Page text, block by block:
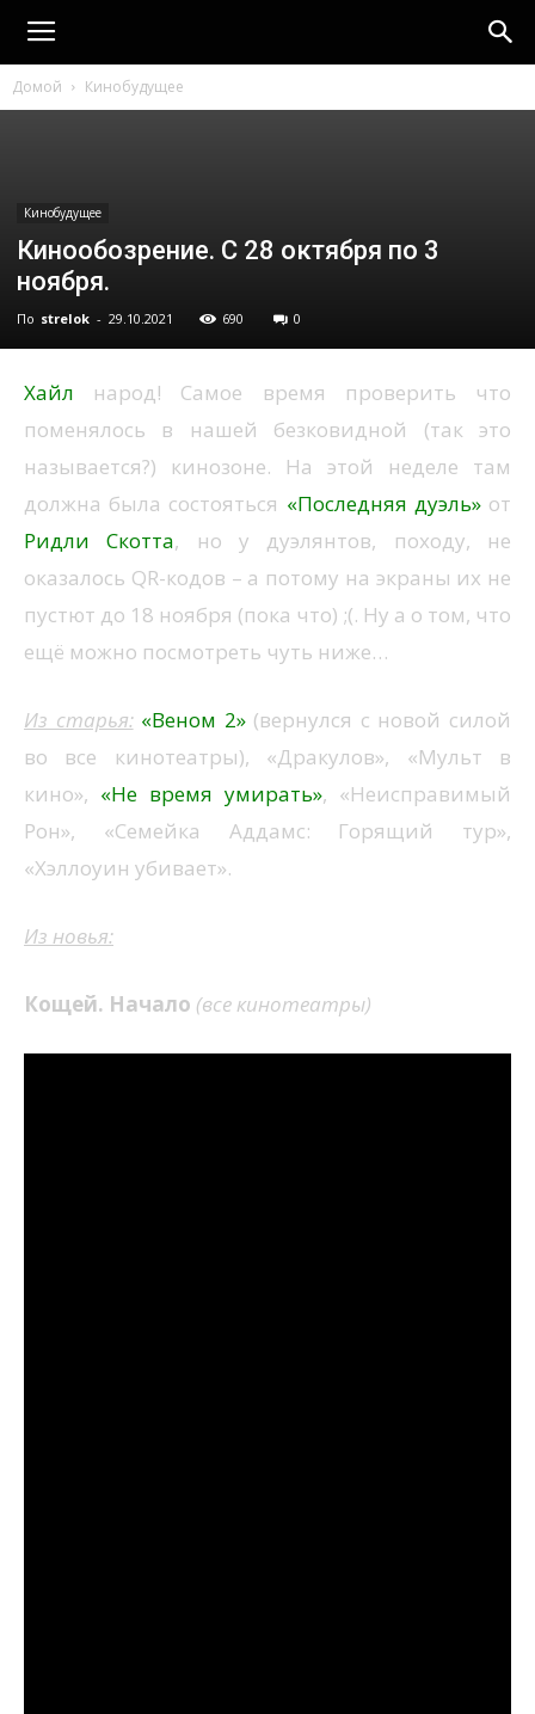
strelok
Домой Кинобудущее
Кинобудущее
Кинообозрение. С 28 октября по 3
ноября.
По strelok - 29.10.2021 690 0
Хайл народ! Самое время проверить что
поменялось в нашей безковидной (так это
называется?) кинозоне. На этой неделе там
должна была состояться «Последняя дуэль»от
Ридли Скотта, но у дуэлянтов, походу, не
оказалось QR-кодов – а потому на экраны их не
пустют до 18 ноября (пока что) ;(. Ну а о том, что
ещё можно посмотреть чуть ниже…
Из старья: «Веном 2»(вернулся с новой силой
во все кинотеатры), «Дракулов», «Мульт в
кино», «Не время умирать», «Неисправимый
Рон», «Семейка Аддамс: Горящий тур»,
«Хэллоуин убивает».
Из новья:
Кощей. Начало (все кинотеатры)